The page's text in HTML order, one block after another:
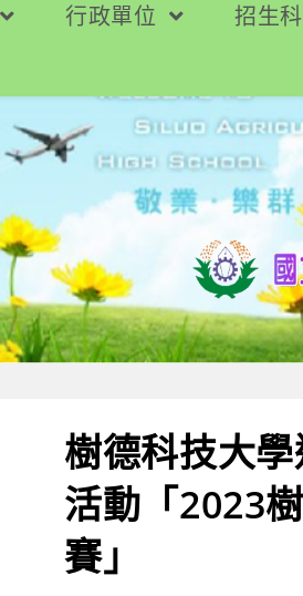
行政單位 招生科
樹德科技大
活動「2023
賽」